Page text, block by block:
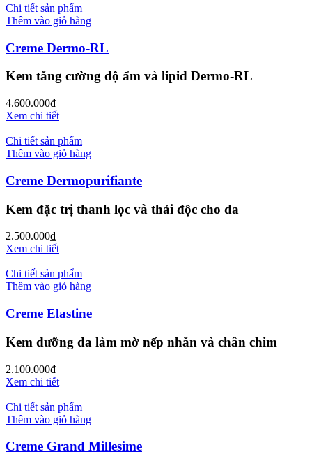
Chi tiết sản phẩm
Thêm vào giỏ hàng
Creme Dermo-RL
Kem tăng cường độ ẩm và lipid Dermo-RL
4.600.000₫
Xem chi tiết
Chi tiết sản phẩm
Thêm vào giỏ hàng
Creme Dermopurifiante
Kem đặc trị thanh lọc và thải độc cho da
2.500.000₫
Xem chi tiết
Chi tiết sản phẩm
Thêm vào giỏ hàng
Creme Elastine
Kem dưỡng da làm mờ nếp nhăn và chân chim
2.100.000₫
Xem chi tiết
Chi tiết sản phẩm
Thêm vào giỏ hàng
Creme Grand Millesime